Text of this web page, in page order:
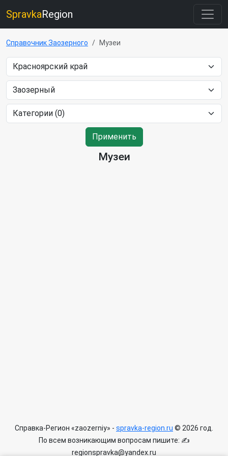
SpravkaRegion
Справочник Заозерного Музеи
Применить
Музеи
Справка-Регион «zaozerniy» - spravka-region.ru © 2026 год.
По всем возникающим вопросам пишите: ✍
regionspravka@yandex.ru